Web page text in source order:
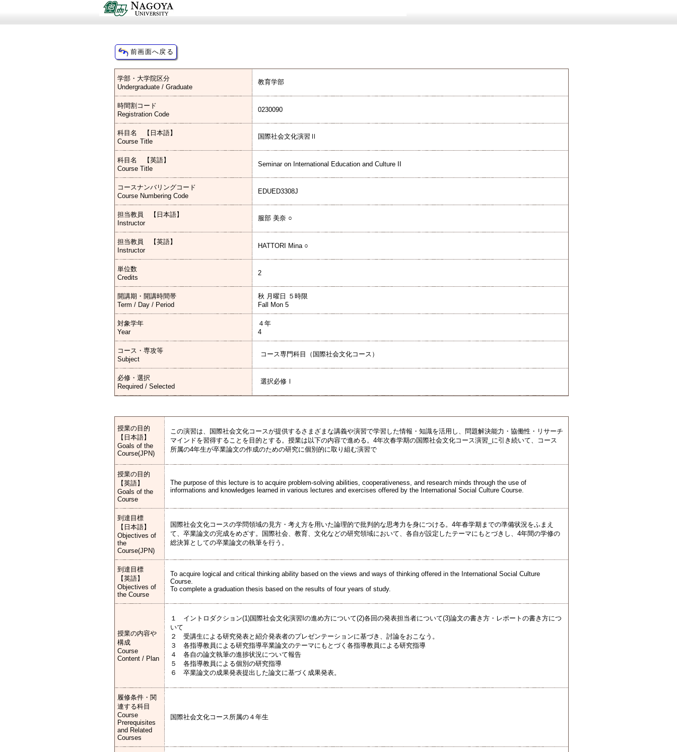
学部・大学院区分
Undergraduate / Graduate
教育学部
時間割コード
Registration Code
0230090
科目名 【日本語】
Course Title
国際社会文化演習Ⅱ
科目名 【英語】
Course Title
Seminar on International Education and Culture II
コースナンバリングコード
Course Numbering Code
EDUED3308J
担当教員 【日本語】
Instructor
服部 美奈 ○
担当教員 【英語】
Instructor
HATTORI Mina ○
単位数
Credits
2
開講期・開講時間帯
Term / Day / Period
秋 月曜日 ５時限
Fall Mon 5
対象学年
Year
４年
4
コース・専攻等
Subject
コース専門科目（国際社会文化コース）
必修・選択
Required / Selected
選択必修Ⅰ
授業の目的
【日本語】
Goals of the
Course(JPN)
この演習は、国際社会文化コースが提供するさまざまな講義や演習で学習した情報・知識を活用し、問題解決能力・協働性・リサーチ
マインドを習得することを目的とする。授業は以下の内容で進める。4年次春学期の国際社会文化コース演習_に引き続いて、コース
所属の4年生が卒業論文の作成のための研究に個別的に取り組む演習で
授業の目的
【英語】
Goals of the
Course
The purpose of this lecture is to acquire problem-solving abilities, cooperativeness, and research minds through the use of
informations and knowledges learned in various lectures and exercises offered by the International Social Culture Course.
到達目標
【日本語】
Objectives of
the
Course(JPN)
国際社会文化コースの学問領域の見方・考え方を用いた論理的で批判的な思考力を身につける。4年春学期までの準備状況をふまえ
て、卒業論文の完成をめざす。国際社会、教育、文化などの研究領域において、各自が設定したテーマにもとづきし、4年間の学修の
総決算としての卒業論文の執筆を行う。
到達目標
【英語】
Objectives of
the Course
To acquire logical and critical thinking ability based on the views and ways of thinking offered in the International Social Culture
Course.
To complete a graduation thesis based on the results of four years of study.
授業の内容や
構成
Course
Content / Plan
１ イントロダクション(1)国際社会文化演習Iの進め方について(2)各回の発表担当者について(3)論文の書き方・レポートの書き方につ
いて
２ 受講生による研究発表と紹介発表者のプレゼンテーションに基づき、討論をおこなう。
３ 各指導教員による研究指導卒業論文のテーマにもとづく各指導教員による研究指導
４ 各自の論文執筆の進捗状況について報告
５ 各指導教員による個別の研究指導
６ 卒業論文の成果発表提出した論文に基づく成果発表。
履修条件・関
連する科目
Course
Prerequisites
and Related
Courses
国際社会文化コース所属の４年生